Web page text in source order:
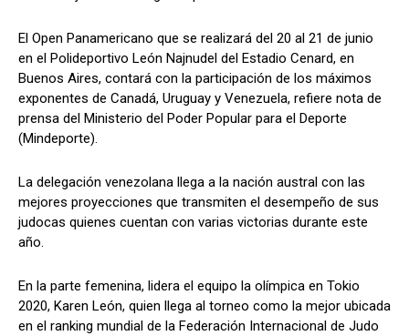
El Open Panamericano que se realizará del 20 al 21 de junio
en el Polideportivo León Najnudel del Estadio Cenard, en
Buenos Aires, contará con la participación de los máximos
exponentes de Canadá, Uruguay y Venezuela, refiere nota de
prensa del Ministerio del Poder Popular para el Deporte
(Mindeporte).
La delegación venezolana llega a la nación austral con las
mejores proyecciones que transmiten el desempeño de sus
judocas quienes cuentan con varias victorias durante este
año.
En la parte femenina, lidera el equipo la olímpica en Tokio
2020, Karen León, quien llega al torneo como la mejor ubicada
en el ranking mundial de la Federación Internacional de Judo